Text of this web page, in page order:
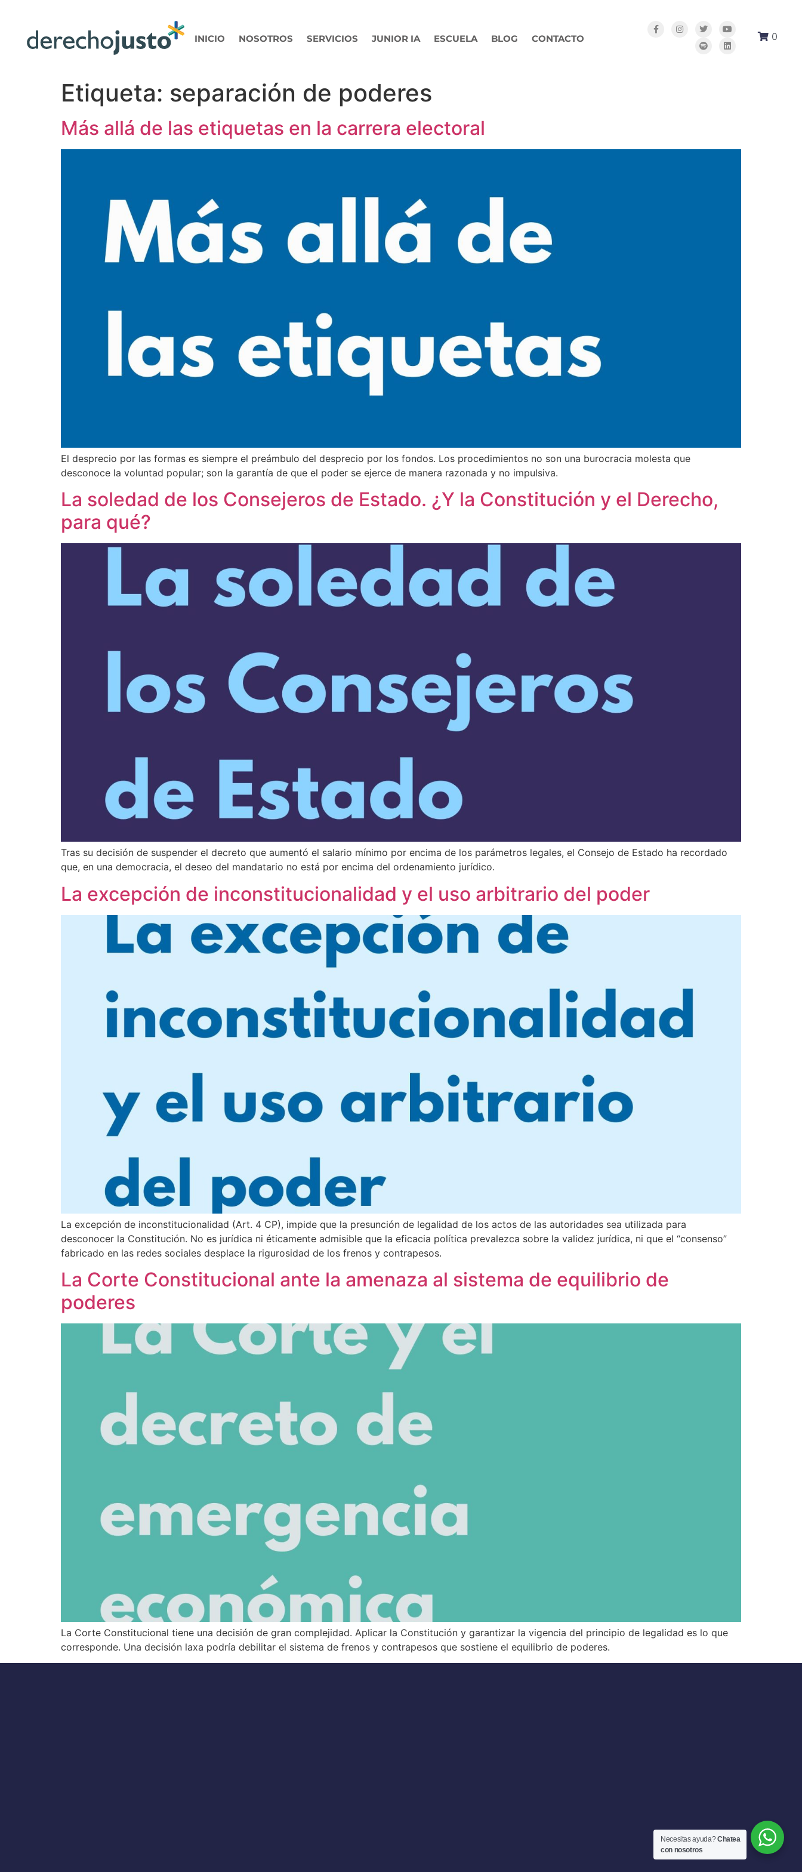
INICIO NOSOTROS SERVICIOS JUNIOR IA ESCUELA BLOG CONTACTO 0
Etiqueta: separación de poderes
Más allá de las etiquetas en la carrera electoral
El desprecio por las formas es siempre el preámbulo del desprecio por los fondos. Los procedimientos no son una burocracia molesta que
desconoce la voluntad popular; son la garantía de que el poder se ejerce de manera razonada y no impulsiva.
La soledad de los Consejeros de Estado. ¿Y la Constitución y el Derecho,
para qué?
Tras su decisión de suspender el decreto que aumentó el salario mínimo por encima de los parámetros legales, el Consejo de Estado ha recordado
que, en una democracia, el deseo del mandatario no está por encima del ordenamiento jurídico.
La excepción de inconstitucionalidad y el uso arbitrario del poder
La excepción de inconstitucionalidad (Art. 4 CP), impide que la presunción de legalidad de los actos de las autoridades sea utilizada para
desconocer la Constitución. No es jurídica ni éticamente admisible que la eficacia política prevalezca sobre la validez jurídica, ni que el “consenso”
fabricado en las redes sociales desplace la rigurosidad de los frenos y contrapesos.
La Corte Constitucional ante la amenaza al sistema de equilibrio de
poderes
La Corte Constitucional tiene una decisión de gran complejidad. Aplicar la Constitución y garantizar la vigencia del principio de legalidad es lo que
corresponde. Una decisión laxa podría debilitar el sistema de frenos y contrapesos que sostiene el equilibrio de poderes.
Necesitas ayuda?Chatea
con nosotros